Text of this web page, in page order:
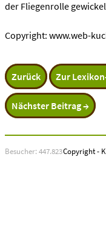
der Fliegenrolle
Copyright: www.web-
Zurück Zur
Nächster Beitrag →
Besucher: 447.823Copyright-